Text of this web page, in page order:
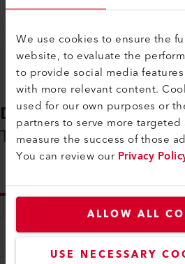
We use cookies to ensure the
website, to evaluate the
to provide social media
with more relevant content.
used for our own purposes or
partners to serve more
measure the success of those
You can review ourPrivacy
ALLOW ALL
USE NECESSARY
DESCARGAS
Todo lo que necesitas
Tipo